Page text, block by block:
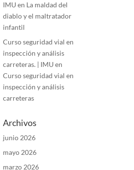
IMU en La maldad del
diablo y el maltratador
infantil
Curso seguridad vial en
inspección y análisis
carreteras. | IMU en
Curso seguridad vial en
inspección y análisis
carreteras
Archivos
junio 2026
mayo 2026
marzo 2026